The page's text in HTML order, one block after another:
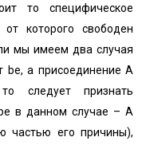
то специфическое
которого свободен
мы имеем два случая
be, а присоединение А
следует признать
в данном случае – А
частью его причины),